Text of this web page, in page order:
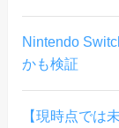
Nintendo
かも検証
【現時点では